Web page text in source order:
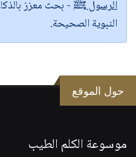
الرسول ﷺ - بحث معزز
النبوية الصحيحة.
حول الموقع
موسوعة الكلم الطيب